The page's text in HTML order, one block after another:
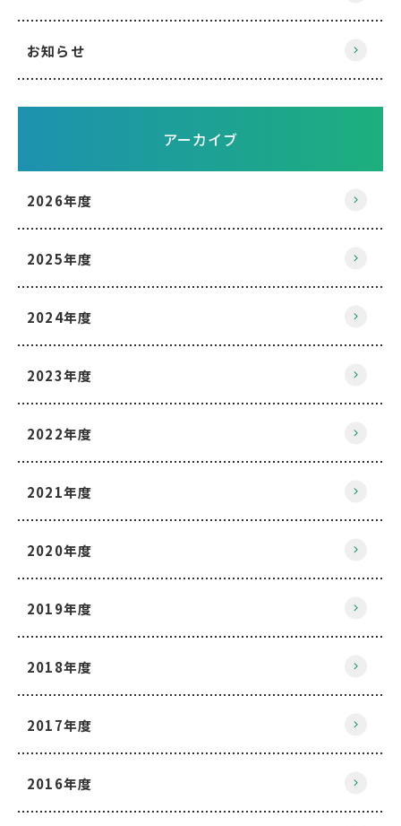
お知らせ
アーカイブ
2026年度
2025年度
2024年度
2023年度
2022年度
2021年度
2020年度
2019年度
2018年度
2017年度
2016年度